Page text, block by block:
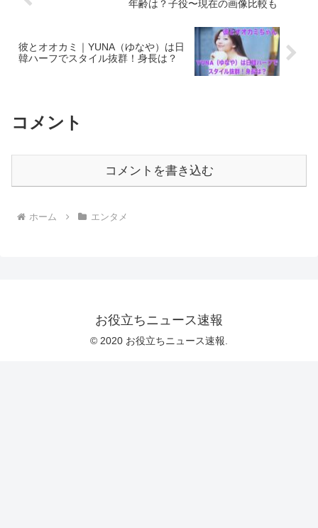
年齢は？子役〜現在の画像比較も
彼とオオカミ｜YUNA（ゆなや）は日
韓ハーフでスタイル抜群！身長は？
コメント
コメントを書き込む
ホーム エンタメ
お役立ちニュース速報
© 2020 お役立ちニュース速報.